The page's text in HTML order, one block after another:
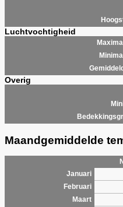
Luchtvochtigheid
Overig
Maandgemiddelde
Januari
Februari
Maart